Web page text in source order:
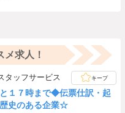
求人！
タッフサービス キープ
１７時まで◆伝票仕訳・起
史のある企業☆